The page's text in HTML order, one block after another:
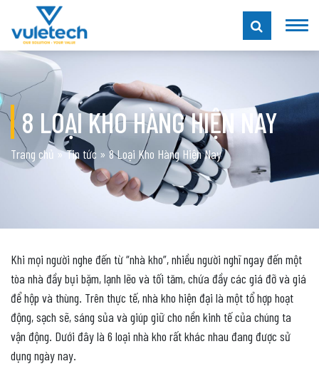
8 LOẠI KHO HÀNG HIỆN NAY
Trang chủ »Tin tức »8 Loại Kho Hàng Hiện Nay
Khi mọi người nghe đến từ “nhà kho”, nhiều người nghĩ ngay đến một
tòa nhà đầy bụi bặm, lạnh lẽo và tối tăm, chứa đầy các giá đỡ và giá
để hộp và thùng. Trên thực tế, nhà kho hiện đại là một tổ hợp hoạt
động, sạch sẽ, sáng sủa và giúp giữ cho nền kinh tế của chúng ta
vận động. Dưới đây là 6 loại nhà kho rất khác nhau đang được sử
dụng ngày nay.